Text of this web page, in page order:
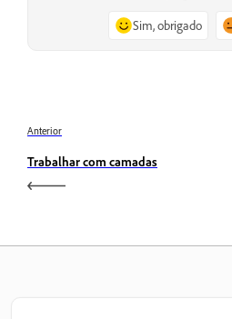
Sim, obrigado
Anterior
Trabalhar com camadas